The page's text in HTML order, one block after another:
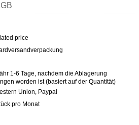
price
1-6 Tage, nachdem die Ablagerung
worden ist (basiert auf der Quantität)
Union, Paypal
pro Monat